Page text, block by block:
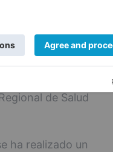
realicen como
la indemnidad
incluir beneficio
a la que resulte
por actos
de Salud
ha realizado un